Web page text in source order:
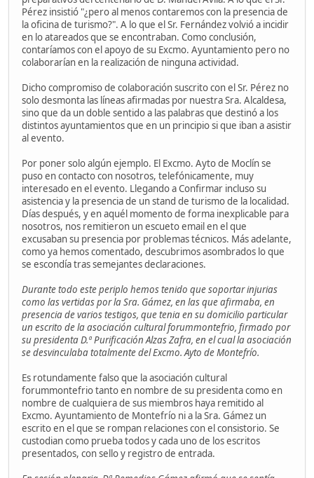
Pérez insistió "¿pero al menos contaremos con la presencia de
la oficina de turismo?". A lo que el Sr. Fernández volvió a incidir
en lo atareados que se encontraban. Como conclusión,
contaríamos con el apoyo de su Excmo. Ayuntamiento pero no
colaborarían en la realización de ninguna actividad.
Dicho compromiso de colaboración suscrito con el Sr. Pérez no
solo desmonta las líneas afirmadas por nuestra Sra. Alcaldesa,
sino que da un doble sentido a las palabras que destinó a los
distintos ayuntamientos que en un principio si que iban a asistir
al evento.
Por poner solo algún ejemplo. El Excmo. Ayto de Moclín se
puso en contacto con nosotros, telefónicamente, muy
interesado en el evento. Llegando a Confirmar incluso su
asistencia y la presencia de un stand de turismo de la localidad.
Días después, y en aquél momento de forma inexplicable para
nosotros, nos remitieron un escueto email en el que
excusaban su presencia por problemas técnicos. Más adelante,
como ya hemos comentado, descubrimos asombrados lo que
se escondía tras semejantes declaraciones.
Durante todo este periplo hemos tenido que soportar injurias
como las vertidas por la Sra. Gámez, en las que afirmaba, en
presencia de varios testigos, que tenia en su domicilio particular
un escrito de la asociación cultural forummontefrio, firmado por
su presidenta D.ª Purificación Alzas Zafra, en el cual la asociación
se desvinculaba totalmente del Excmo. Ayto de Montefrío.
Es rotundamente falso que la asociación cultural
forummontefrio tanto en nombre de su presidenta como en
nombre de cualquiera de sus miembros haya remitido al
Excmo. Ayuntamiento de Montefrío ni a la Sra. Gámez un
escrito en el que se rompan relaciones con el consistorio. Se
custodian como prueba todos y cada uno de los escritos
presentados, con sello y registro de entrada.